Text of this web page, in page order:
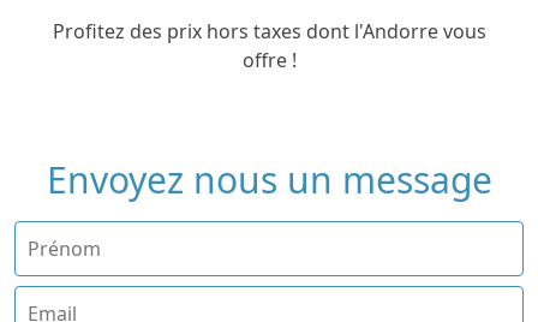
Profitez des prix hors taxes dont l'Andorre vous
offre !
Envoyez nous un message